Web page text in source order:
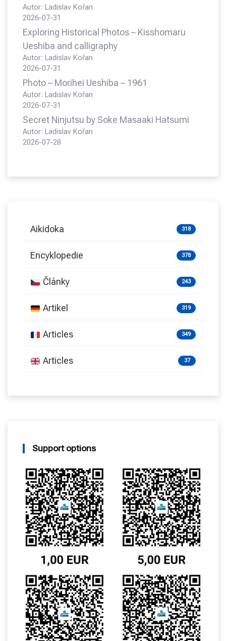
Autor: Ladislav Kořan
2026-07-31
Exploring Historical Photos – Kisshomaru
Ueshiba and calligraphy
Autor: Ladislav Kořan
2026-07-31
Photo – Morihei Ueshiba – 1961
Autor: Ladislav Kořan
2026-07-31
Secret Ninjutsu by Soke Masaaki Hatsumi
Autor: Ladislav Kořan
2026-07-28
Aikidoka 318
Encyklopedie 378
Články 243
Artikel 319
Articles 349
Articles 37
Support options